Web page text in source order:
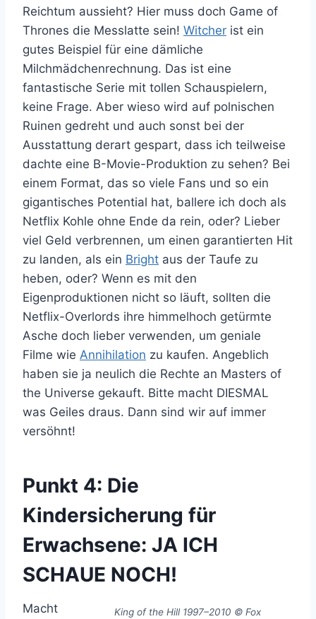
Reichtum aussieht? Hier muss doch Game of
Thrones die Messlatte sein! Witcher ist ein
gutes Beispiel für eine dämliche
Milchmädchenrechnung. Das ist eine
fantastische Serie mit tollen Schauspielern,
keine Frage. Aber wieso wird auf polnischen
Ruinen gedreht und auch sonst bei der
Ausstattung derart gespart, dass ich teilweise
dachte eine B-Movie-Produktion zu sehen? Bei
einem Format, das so viele Fans und so ein
gigantisches Potential hat, ballere ich doch als
Netflix Kohle ohne Ende da rein, oder? Lieber
viel Geld verbrennen, um einen garantierten Hit
zu landen, als ein Bright aus der Taufe zu
heben, oder? Wenn es mit den
Eigenproduktionen nicht so läuft, sollten die
Netflix-Overlords ihre himmelhoch getürmte
Asche doch lieber verwenden, um geniale
Filme wie Annihilation zu kaufen. Angeblich
haben sie ja neulich die Rechte an Masters of
the Universe gekauft. Bitte macht DIESMAL
was Geiles draus. Dann sind wir auf immer
versöhnt!
Punkt 4: Die
Kindersicherung für
Erwachsene: JA ICH
SCHAUE NOCH!
King of the Hill 1997–2010 © Fox
Macht